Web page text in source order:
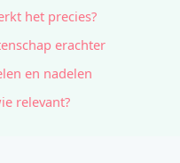
het precies?
erachter
en nadelen
relevant?